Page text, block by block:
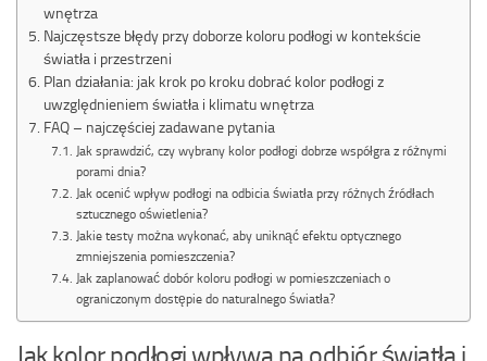
wnętrza
Najczęstsze błędy przy doborze koloru podłogi w kontekście
światła i przestrzeni
Plan działania: jak krok po kroku dobrać kolor podłogi z
uwzględnieniem światła i klimatu wnętrza
FAQ – najczęściej zadawane pytania
Jak sprawdzić, czy wybrany kolor podłogi dobrze współgra z różnymi
porami dnia?
Jak ocenić wpływ podłogi na odbicia światła przy różnych źródłach
sztucznego oświetlenia?
Jakie testy można wykonać, aby uniknąć efektu optycznego
zmniejszenia pomieszczenia?
Jak zaplanować dobór koloru podłogi w pomieszczeniach o
ograniczonym dostępie do naturalnego światła?
Jak kolor podłogi wpływa na odbiór światła i